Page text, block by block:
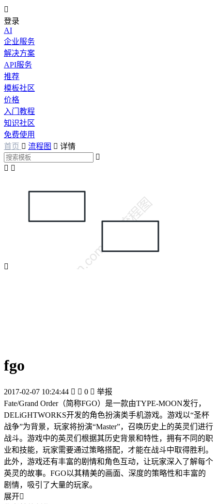

登录
AI
企业服务
解决方案
API服务
推荐
模板社区
价格
入门教程
知识社区
免费使用
首页  流程图  详情

 

fgo
2017-02-07 10:24:44   0  举报
Fate/Grand Order（简称FGO）是一款由TYPE-MOON发行，
DELiGHTWORKS开发的角色扮演类手机游戏。游戏以“圣杯
战争”为背景，玩家将扮演“Master”，召唤历史上的英灵们进行
战斗。游戏中的英灵们根据其历史背景和特性，拥有不同的职
业和技能，玩家需要通过策略搭配，才能在战斗中取得胜利。
此外，游戏还有丰富的剧情和角色互动，让玩家深入了解每个
英灵的故事。FGO以其精美的画面、深度的策略性和丰富的
剧情，吸引了大量的玩家。
展开